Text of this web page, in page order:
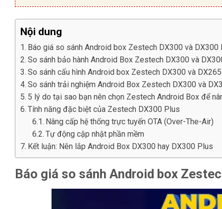
Nội dung
Báo giá so sánh Android box Zestech DX300 và
So sánh bảo hành Android Box Zestech DX300 và
So sánh cấu hình Android box Zestech DX300 và
So sánh trải nghiệm Android Box Zestech DX300 và
5 lý do tại sao bạn nên chọn Zestech Android Box để
Tính năng đặc biệt của Zestech DX300 Plus
Nâng cấp hệ thống trực tuyến OTA (Over-The-Air)
Tự động cập nhật phần mềm
Kết luận: Nên lắp Android Box DX300 hay DX300 Plus
Báo giá so sánh Android box